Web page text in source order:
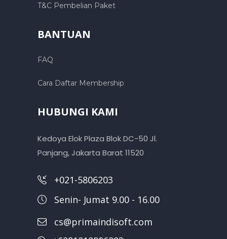
T&C Pembelian Paket
BANTUAN
FAQ
Cara Daftar Membership
HUBUNGI KAMI
Kedoya Elok Plaza Blok DC-50 Jl.
Panjang, Jakarta Barat 11520
+021-5806203
Senin- Jumat 9.00 - 16.00
cs@primaindisoft.com